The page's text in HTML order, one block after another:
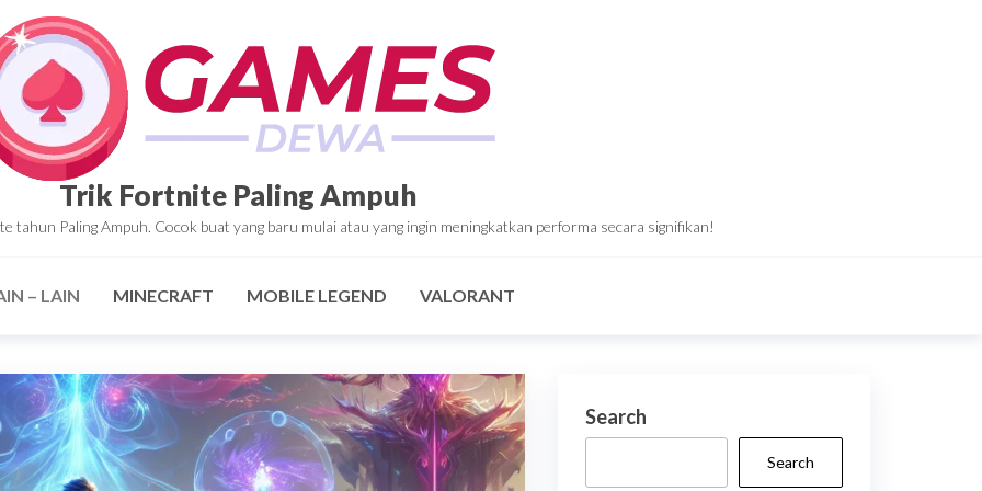
Trik Fortnite Paling Ampuh
tahun Paling Ampuh. Cocok buat yang baru mulai atau yang ingin meningkatkan performa secara signifikan!
– LAIN MINECRAFT MOBILE LEGEND VALORANT
Search
Search